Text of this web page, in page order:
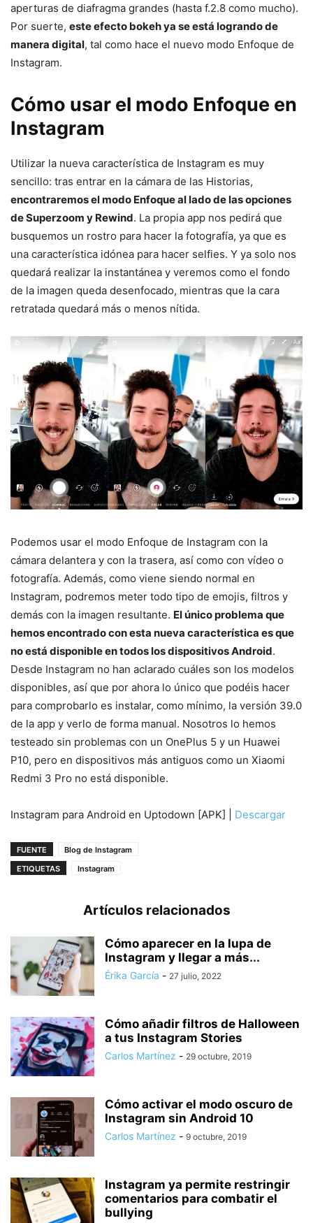
aperturas de diafragma grandes (hasta f.2.8 como mucho).
Por suerte, este efecto bokeh ya se está logrando de
manera digital, tal como hace el nuevo modo Enfoque de
Instagram.
Cómo usar el modo Enfoque en
Instagram
Utilizar la nueva característica de Instagram es muy
sencillo: tras entrar en la cámara de las Historias,
encontraremos el modo Enfoque al lado de las opciones
de Superzoom y Rewind. La propia app nos pedirá que
busquemos un rostro para hacer la fotografía, ya que es
una característica idónea para hacer selfies. Y ya solo nos
quedará realizar la instantánea y veremos como el fondo
de la imagen queda desenfocado, mientras que la cara
retratada quedará más o menos nítida.
Podemos usar el modo Enfoque de Instagram con la
cámara delantera y con la trasera, así como con vídeo o
fotografía. Además, como viene siendo normal en
Instagram, podremos meter todo tipo de emojis, filtros y
demás con la imagen resultante. El único problema que
hemos encontrado con esta nueva característica es que
no está disponible en todos los dispositivos Android.
Desde Instagram no han aclarado cuáles son los modelos
disponibles, así que por ahora lo único que podéis hacer
para comprobarlo es instalar, como mínimo, la versión 39.0
de la app y verlo de forma manual. Nosotros lo hemos
testeado sin problemas con un OnePlus 5 y un Huawei
P10, pero en dispositivos más antiguos como un Xiaomi
Redmi 3 Pro no está disponible.
Instagram para Android en Uptodown [APK] | Descargar
FUENTE
Blog de Instagram
ETIQUETAS
Instagram
Artículos relacionados
Cómo aparecer en la lupa de
Instagram y llegar a más...
Érika García - 27 julio, 2022
Cómo añadir filtros de Halloween
a tus Instagram Stories
Carlos Martínez - 29 octubre, 2019
Cómo activar el modo oscuro de
Instagram sin Android 10
Carlos Martínez - 9 octubre, 2019
Instagram ya permite restringir
comentarios para combatir el
bullying